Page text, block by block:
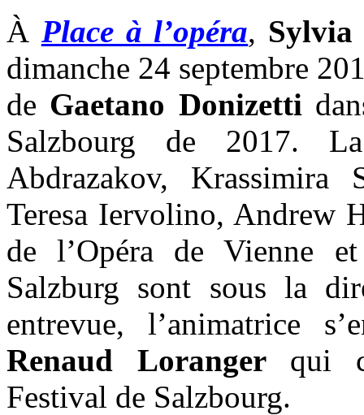
À Place à l’opéra,
dimanche 24 septembre
de Gaetano Donizetti
Salzbourg de 2017.
Abdrazakov, Krassimira
Teresa Iervolino, Andrew
de l’Opéra de Vienne
Salzburg sont sous la
entrevue, l’animatrice
Renaud Lorangerqui
Festival de Salzbourg.